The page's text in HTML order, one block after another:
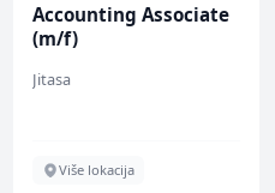
Accounting Associate
(m/f)
Jitasa
Više lokacija